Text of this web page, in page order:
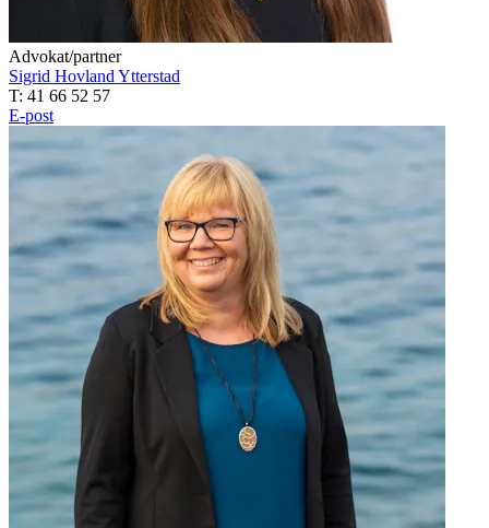
Advokat/partner
Sigrid Hovland Ytterstad
T: 41 66 52 57
E-post